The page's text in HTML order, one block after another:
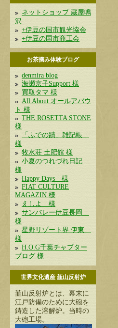
ネットショップ 蔵屋鳴
沢
+伊豆の国市観光協会
+伊豆の国市商工会
お茶摘み体験ブログ
denmira blog
海瀬京子Support 様
買取タマ 様
All About オールアバウ
ト 様
THE ROSETTA STONE
様
「ふでの蹟」雑記帳
様
牧水荘 土肥館 様
小夏のつれづれ日記
様
Happy Days 様
FIAT CULTURE
MAGAZIN 様
えしよ 様
サンバレー伊豆長岡
様
星野リゾート界 伊東
様
H.O.G千葉チャプター
ブログ 様
世界文化遺産 韮山反射炉
韮山反射炉とは、幕末に
江戸防備のために大砲を
鋳造した溶解炉。当時の
大砲工場。